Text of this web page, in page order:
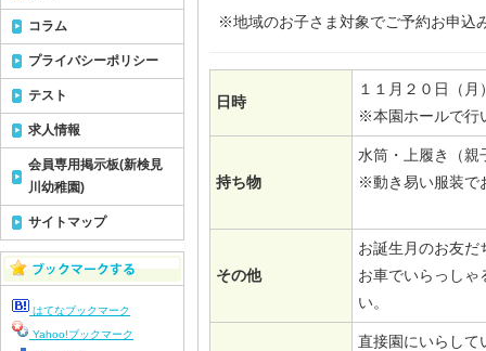
※地域のお子さま対象でご予約お申込
日時
１１月２０日（
※本園ホールで行
持ち物
水筒・上履き（親
※動き易い服装で
その他
お誕生月のお友だ
お車でいらっしゃ
い。
直接園にいらして
コラム
プライバシーポリシー
テスト
求人情報
会員専用掲示板(新検見
川幼稚園)
サイトマップ
はてなブックマーク
Yahoo!ブックマーク